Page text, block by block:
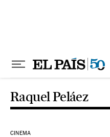
Raquel Peláez
CINEMA